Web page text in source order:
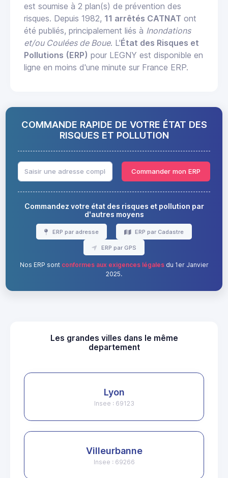
est soumise à 2 plan(s) de prévention des
risques. Depuis 1982, 11 arrêtés CATNAT ont
été publiés, principalement liés à Inondations
et/ou Coulées de Boue. L'État des Risques et
Pollutions (ERP) pour LEGNY est disponible en
ligne en moins d'une minute sur France ERP.
COMMANDE RAPIDE DE VOTRE ÉTAT DES
RISQUES ET POLLUTION
Commander mon ERP
Commandez votre état des risques et pollution par
d'autres moyens
ERP par adresse ERP par Cadastre
ERP par GPS
Nos ERP sont conformes aux exigences légalesdu 1er Janvier
2025.
Les grandes villes dans le même
departement
Lyon
Insee : 69123
Villeurbanne
Insee : 69266